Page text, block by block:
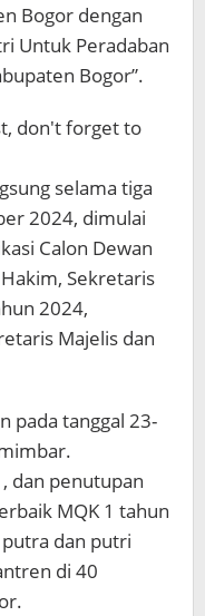
Bogor dengan
Untuk Peradaban
Bogor”.
don't forget to
selama tiga
2024, dimulai
Calon Dewan
Sekretaris
2024,
Majelis dan
pada tanggal 23-
dan penutupan
MQK 1 tahun
dan putri
di 40